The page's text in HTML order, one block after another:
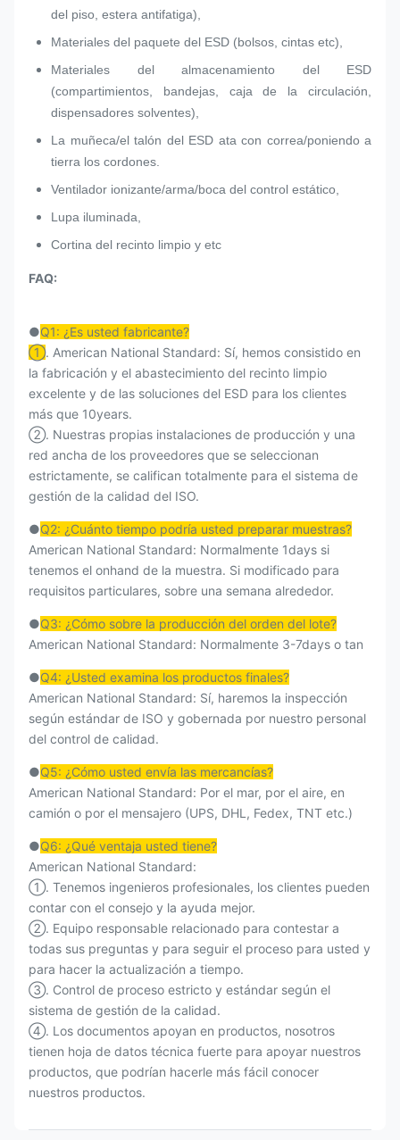
del piso, estera antifatiga),
Materiales del paquete del ESD (bolsos, cintas etc),
Materiales del almacenamiento del ESD
(compartimientos, bandejas, caja de la circulación,
dispensadores solventes),
La muñeca/el talón del ESD ata con correa/poniendo a
tierra los cordones.
Ventilador ionizante/arma/boca del control estático,
Lupa iluminada,
Cortina del recinto limpio y etc
FAQ:
●Q1: ¿Es usted fabricante?
①. American National Standard: Sí, hemos consistido en
la fabricación y el abastecimiento del recinto limpio
excelente y de las soluciones del ESD para los clientes
más que 10years.
②. Nuestras propias instalaciones de producción y una
red ancha de los proveedores que se seleccionan
estrictamente, se califican totalmente para el sistema de
gestión de la calidad del ISO.
●Q2: ¿Cuánto tiempo podría usted preparar muestras?
American National Standard: Normalmente 1days si
tenemos el onhand de la muestra. Si modificado para
requisitos particulares, sobre una semana alrededor.
●Q3: ¿Cómo sobre la producción del orden del lote?
American National Standard: Normalmente 3-7days o tan
●Q4: ¿Usted examina los productos finales?
American National Standard: Sí, haremos la inspección
según estándar de ISO y gobernada por nuestro personal
del control de calidad.
●Q5: ¿Cómo usted envía las mercancías?
American National Standard: Por el mar, por el aire, en
camión o por el mensajero (UPS, DHL, Fedex, TNT etc.)
●Q6: ¿Qué ventaja usted tiene?
American National Standard:
①. Tenemos ingenieros profesionales, los clientes pueden
contar con el consejo y la ayuda mejor.
②. Equipo responsable relacionado para contestar a
todas sus preguntas y para seguir el proceso para usted y
para hacer la actualización a tiempo.
③. Control de proceso estricto y estándar según el
sistema de gestión de la calidad.
④. Los documentos apoyan en productos, nosotros
tienen hoja de datos técnica fuerte para apoyar nuestros
productos, que podrían hacerle más fácil conocer
nuestros productos.